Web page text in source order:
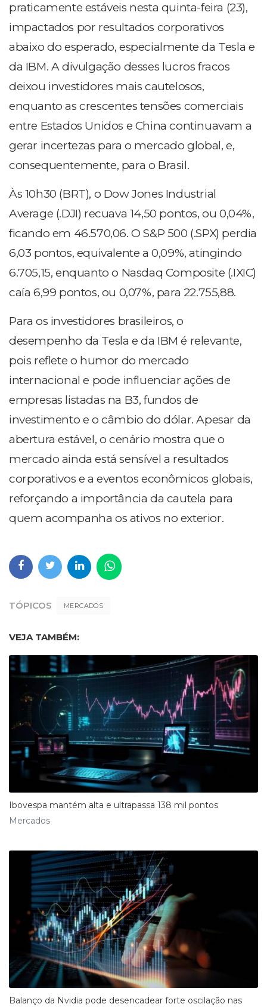
praticamente estáveis nesta quinta-feira (23),
impactados por resultados corporativos
abaixo do esperado, especialmente da Tesla e
da IBM. A divulgação desses lucros fracos
deixou investidores mais cautelosos,
enquanto as crescentes tensões comerciais
entre Estados Unidos e China continuavam a
gerar incertezas para o mercado global, e,
consequentemente, para o Brasil.
Às 10h30 (BRT), o Dow Jones Industrial
Average (.DJI) recuava 14,50 pontos, ou 0,04%,
ficando em 46.570,06. O S&P 500 (.SPX) perdia
6,03 pontos, equivalente a 0,09%, atingindo
6.705,15, enquanto o Nasdaq Composite (.IXIC)
caía 6,99 pontos, ou 0,07%, para 22.755,88.
Para os investidores brasileiros, o
desempenho da Tesla e da IBM é relevante,
pois reflete o humor do mercado
internacional e pode influenciar ações de
empresas listadas na B3, fundos de
investimento e o câmbio do dólar. Apesar da
abertura estável, o cenário mostra que o
mercado ainda está sensível a resultados
corporativos e a eventos econômicos globais,
reforçando a importância da cautela para
quem acompanha os ativos no exterior.
TÓPICOS MERCADOS
VEJA TAMBÉM:
Ibovespa mantém alta e ultrapassa 138 mil pontos
Mercados
Balanço da Nvidia pode desencadear forte oscilação nas